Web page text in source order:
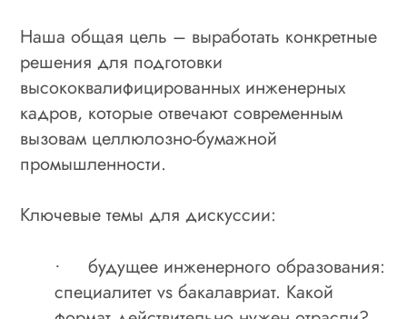
Наша общая цель – выработать конкретные
решения для подготовки
высококвалифицированных инженерных
кадров, которые отвечают современным
вызовам целлюлозно-бумажной
промышленности.
Ключевые темы для дискуссии:
·
будущее инженерного образования:
специалитет vs бакалавриат. Какой